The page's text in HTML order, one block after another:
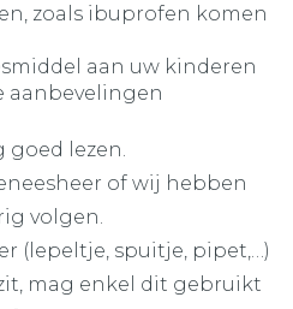
zoals ibuprofen komen
aan uw kinderen
aanbevelingen
goed lezen.
of wij hebben
volgen.
(lepeltje, spuitje, pipet,…)
mag enkel dit gebruikt